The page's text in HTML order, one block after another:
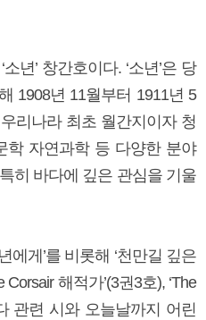
년’ 창간호이다. ‘소년’은 당
1908년 11월부터 1911년 5
리나라 최초 월간지이자 청
학 자연과학 등 다양한 분야
히 바다에 깊은 관심을 기울
에게’를 비롯해 ‘천만길 깊은
해적가’(3권3호), ‘The
관련 시와 오늘날까지 어린